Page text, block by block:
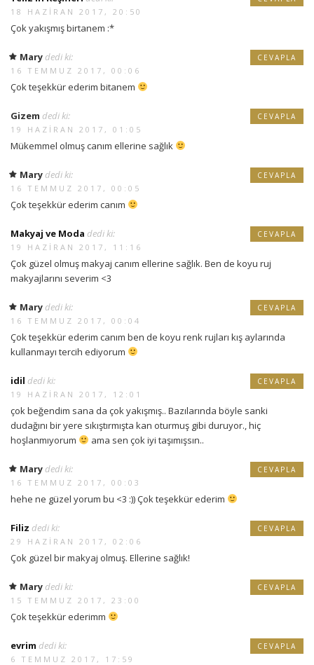
18 HAZIRAN 2017, 20:50
Çok yakışmış birtanem :*
Mary dedi ki:
16 TEMMUZ 2017, 00:06
Çok teşekkür ederim bitanem
CEVAPLA
Gizem dedi ki:
19 HAZIRAN 2017, 01:05
Mükemmel olmuş canım ellerine sağlık
CEVAPLA
Mary dedi ki:
16 TEMMUZ 2017, 00:05
Çok teşekkür ederim canım
CEVAPLA
Makyaj ve Moda dedi ki:
19 HAZIRAN 2017, 11:16
Çok güzel olmuş makyaj canım ellerine sağlık. Ben de koyu ruj
makyajlarını severim <3
CEVAPLA
Mary dedi ki:
16 TEMMUZ 2017, 00:04
Çok teşekkür ederim canım ben de koyu renk rujları kış aylarında
kullanmayı tercih ediyorum
CEVAPLA
idil dedi ki:
19 HAZIRAN 2017, 12:01
çok beğendim sana da çok yakışmış.. Bazılarında böyle sanki
dudağını bir yere sıkıştırmışta kan oturmuş gibi duruyor., hiç
hoşlanmıyorum
ama sen çok iyi taşımışsın..
CEVAPLA
Mary dedi ki:
16 TEMMUZ 2017, 00:03
hehe ne güzel yorum bu <3 :)) Çok teşekkür ederim
CEVAPLA
Filiz dedi ki:
29 HAZIRAN 2017, 02:06
Çok güzel bir makyaj olmuş. Ellerine sağlık!
CEVAPLA
Mary dedi ki:
15 TEMMUZ 2017, 23:00
Çok teşekkür ederimm
CEVAPLA
evrim dedi ki:
6 TEMMUZ 2017, 17:59
CEVAPLA